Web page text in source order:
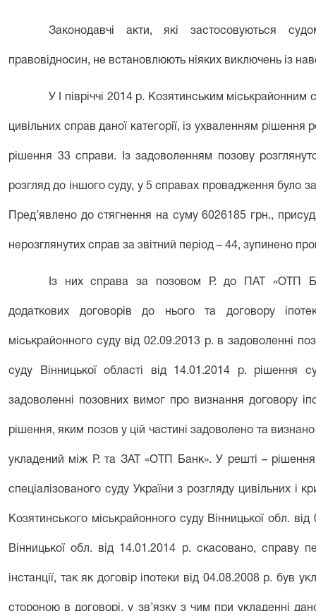
Законодавчі акти, які застосовуються
правовідносин, не встановлюють ніяких виключень із
У І півріччі 2014 р. Козятинським міськрайонним
цивільних справ даної категорії, із ухваленням
рішення 33 справи. Із задоволенням позову
розгляд до іншого суду, у 5 справах провадження було
Пред’явлено до стягнення на суму 6026185 грн.,
нерозглянутих справ за звітний період – 44, зупинено
Із них справа за позовом Р. до ПАТ «ОТП
додаткових договорів до нього та договору
міськрайонного суду від 02.09.2013 р. в задоволенні
суду Вінницької області від 14.01.2014 р. рішення
задоволенні позовних вимог про визнання договору
рішення, яким позов у цій частині задоволено та
укладений між Р. та ЗАТ «ОТП Банк». У решті –
спеціалізованого суду України з розгляду цивільних і
Козятинського міськрайонного суду Вінницької обл.
Вінницької обл. від 14.01.2014 р. скасовано, справу
інстанції, так як договір іпотеки від 04.08.2008 р. був
стороною в договорі, у зв’язку з чим при укладенні